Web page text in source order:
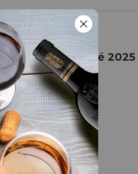
Rioja
Flor de Muga Rosé 2025
Muga